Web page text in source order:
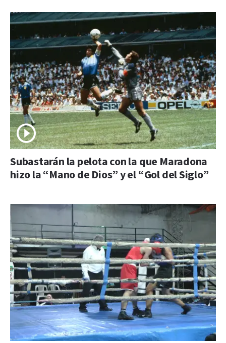
Subastarán la pelota con la que Maradona
hizo la “Mano de Dios” y el “Gol del Siglo”